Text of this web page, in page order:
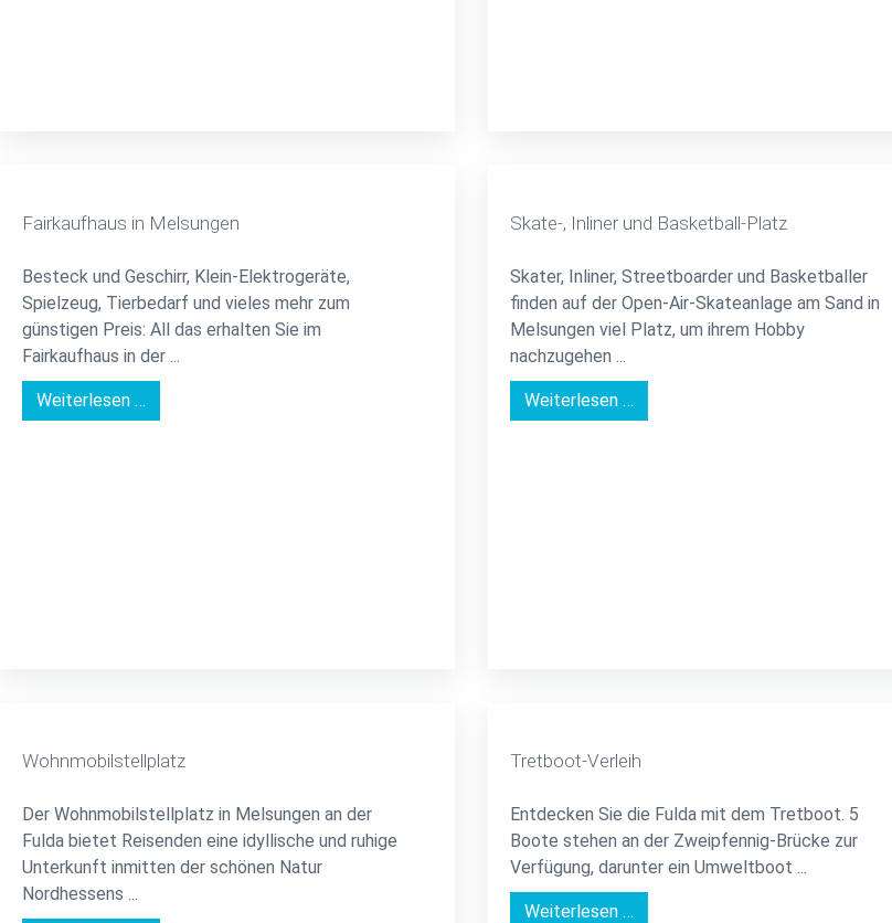
Fairkaufhaus in Melsungen
Besteck und Geschirr, Klein-Elektrogeräte,
Spielzeug, Tierbedarf und vieles mehr zum
günstigen Preis: All das erhalten Sie im
Fairkaufhaus in der ...
Weiterlesen …
Skate-, Inliner und Basketball-Platz
Skater, Inliner, Streetboarder und Basketballer
finden auf der Open-Air-Skateanlage am Sand in
Melsungen viel Platz, um ihrem Hobby
nachzugehen ...
Weiterlesen …
Wohnmobilstellplatz
Der Wohnmobilstellplatz in Melsungen an der
Fulda bietet Reisenden eine idyllische und ruhige
Unterkunft inmitten der schönen Natur
Nordhessens ...
Tretboot-Verleih
Entdecken Sie die Fulda mit dem Tretboot. 5
Boote stehen an der Zweipfennig-Brücke zur
Verfügung, darunter ein Umweltboot ...
Weiterlesen …